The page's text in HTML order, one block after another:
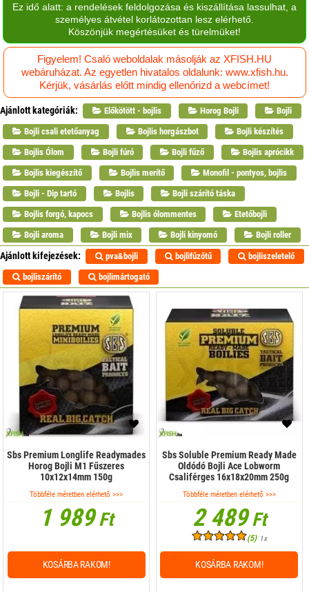
Ez idő alatt: a rendelések feldolgozása és kiszállítása lassulhat, a
személyes átvétel korlátozottan lesz elérhető.
Köszönjük megértésüket és türelmüket!
Figyelem! Csaló weboldalak másolják az XFISH.HU
webáruházat. Az egyetlen hivatalos oldalunk: www.xfish.hu.
Kérjük, vásárlás előtt mindig ellenőrizd a webcímet!
Ajánlott kategóriák: Előkötött - bojlis Horog Bojli
Bojli
Bojli csali etetőanyag
Bojlis horgászbot
Bojli készítés
Bojlis Ólom
Bojli fúró Bojli fűző
Bojlis aprócikk
Bojlis kiegészítő
Bojlis merítő
Monofil - pontyos, bojlis
Bojli - Dip tartó
Bojlis
Bojli szárító táska
Bojlis forgó, kapocs
Bojlis ólommentes
Etetőbojli
Bojli aroma
Bojli mix Bojli kinyomó Bojli roller
Ajánlott kifejezések: pva&bojli bojlifűzőtű
bojliszeletelő
bojliszárító
bojlimártogató
Sbs Premium Longlife Readymades
Horog Bojli M1 Fűszeres
10x12x14mm 150g
Többféle méretben elérhető >>>
1 989Ft
KOSÁRBA RAKOM!
Sbs Soluble Premium Ready Made
Oldódó Bojli Ace Lobworm
Csaliférges 16x18x20mm 250g
Többféle méretben elérhető >>>
2 489Ft
(5) 1x
KOSÁRBA RAKOM!